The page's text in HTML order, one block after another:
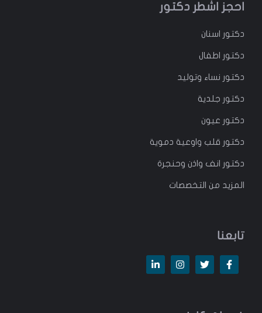
احجز اشطر دكتور
دكتور اسنان
دكتور اطفال
دكتور نساء وتوليد
دكتور جلدية
دكتور عيون
دكتور قلب واوعية دموية
دكتور انف واذن وحنجرة
المزيد من التخصصات
تابعنا